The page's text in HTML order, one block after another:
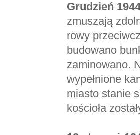
Grudzień
zmuszają
rowy
budowano
zaminowano.
wypełnione
miasto stanie
kościoła